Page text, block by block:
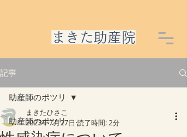
​まきた助産院
記事
助産師のポツリ
助産師のポツリ
まきたひさこ
2023年7月27日 読了時間: 2分